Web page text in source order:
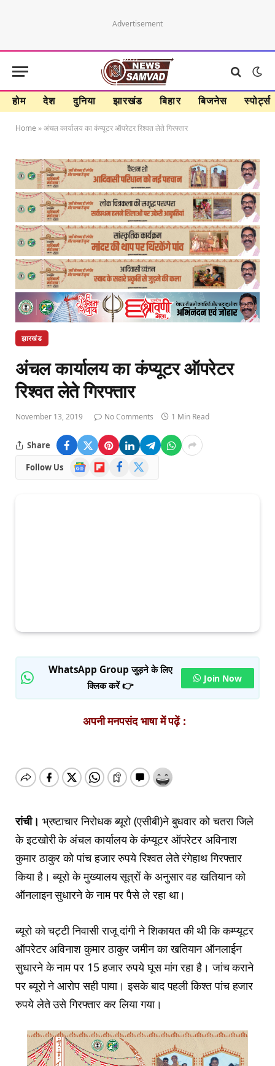
Advertisement
होम देश दुनिया झारखंड बिहार बिजनेस स्पोर्ट्स
Home »अंचल कार्यालय का कंप्यूटर ऑपरेटर रिश्वत लेते गिरफ्तार
झारखंड
अंचल कार्यालय का कंप्यूटर ऑपरेटर
रिश्वत लेते गिरफ्तार
November 13, 2019 No Comments 1 Min Read
Share
Follow Us
Google
News
FlipboardFacebook
WhatsApp Group जुड़ने के लिए
क्लिक करें 👉
Join Now
अपनी मनपसंद भाषा में पढ़ें :
रांची। भ्रष्टाचार निरोधक ब्यूरो (एसीबी)ने बुधवार को चतरा जिले
के इटखोरी के अंचल कार्यालय के कंप्यूटर ऑपरेटर अविनाश
कुमार ठाकुर को पांच हजार रुपये रिश्वत लेते रंगेहाथ गिरफ्तार
किया है। ब्यूरो के मुख्यालय सूत्रों के अनुसार वह खतियान को
ऑनलाइन सुधारने के नाम पर पैसे ले रहा था।
ब्यूरो को चट्टी निवासी राजू दांगी ने शिकायत की थी कि कम्प्यूटर
ऑपरेटर अविनाश कुमार ठाकुर जमीन का खतियान ऑनलाईन
सुधारने के नाम पर 15 हजार रुपये घूस मांग रहा है। जांच कराने
पर ब्यूरो ने आरोप सही पाया। इसके बाद पहली किश्त पांच हजार
रुपये लेते उसे गिरफ्तार कर लिया गया।